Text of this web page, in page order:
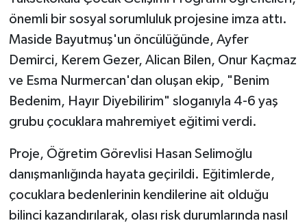
önemli bir sosyal sorumluluk projesine imza attı.
Maside Bayutmuş'un öncülüğünde, Ayfer
Demirci, Kerem Gezer, Alican Bilen, Onur Kaçmaz
ve Esma Nurmercan'dan oluşan ekip, "Benim
Bedenim, Hayır Diyebilirim" sloganıyla 4-6 yaş
grubu çocuklara mahremiyet eğitimi verdi.
Proje, Öğretim Görevlisi Hasan Selimoğlu
danışmanlığında hayata geçirildi. Eğitimlerde,
çocuklara bedenlerinin kendilerine ait olduğu
bilinci kazandırılarak, olası risk durumlarında nasıl
SİYASET
SOLHAN
YAYLADERE
YEDİSU